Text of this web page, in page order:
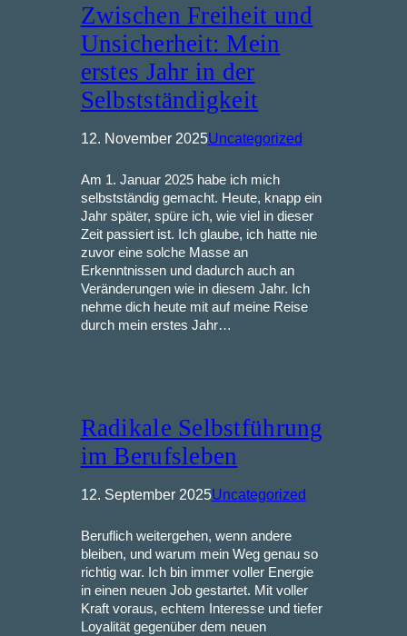
Zwischen Freiheit und
Unsicherheit: Mein
erstes Jahr in der
Selbstständigkeit
12. November 2025Uncategorized
Am 1. Januar 2025 habe ich mich
selbstständig gemacht. Heute, knapp ein
Jahr später, spüre ich, wie viel in dieser
Zeit passiert ist. Ich glaube, ich hatte nie
zuvor eine solche Masse an
Erkenntnissen und dadurch auch an
Veränderungen wie in diesem Jahr. Ich
nehme dich heute mit auf meine Reise
durch mein erstes Jahr…
Radikale Selbstführung
im Berufsleben
12. September 2025Uncategorized
Beruflich weitergehen, wenn andere
bleiben, und warum mein Weg genau so
richtig war. Ich bin immer voller Energie
in einen neuen Job gestartet. Mit voller
Kraft voraus, echtem Interesse und tiefer
Loyalität gegenüber dem neuen